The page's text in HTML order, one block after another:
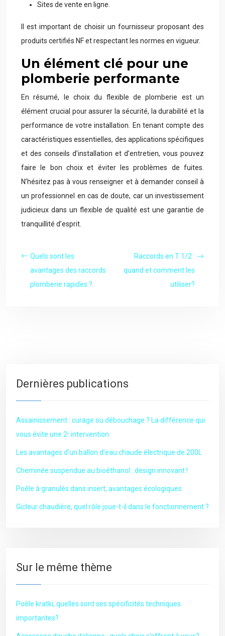
Sites de vente en ligne.
Il est important de choisir un fournisseur proposant des
produits certifiés NF et respectant les normes en vigueur.
Un élément clé pour une
plomberie performante
En résumé, le choix du flexible de plomberie est un
élément crucial pour assurer la sécurité, la durabilité et la
performance de votre installation. En tenant compte des
caractéristiques essentielles, des applications spécifiques
et des conseils d’installation et d’entretien, vous pouvez
faire le bon choix et éviter les problèmes de fuites.
N’hésitez pas à vous renseigner et à demander conseil à
un professionnel en cas de doute, car un investissement
judicieux dans un flexible de qualité est une garantie de
tranquillité d’esprit.
Quels sont les
avantages des raccords
plomberie rapides ?
Raccords en T 1/2 :
quand et comment les
utiliser?
Dernières publications
Assainissement : curage ou débouchage ? La différence qui
vous évite une 2ᵉ intervention
Les avantages d’un ballon d’eau chaude électrique de 200L
Cheminée suspendue au bioéthanol : design innovant !
Poêle à granulés dans insert, avantages écologiques
Gicleur chaudière, quel rôle joue-t-il dans le fonctionnement ?
Sur le même thème
Poêle kratki, quelles sont ses spécificités techniques
importantes?